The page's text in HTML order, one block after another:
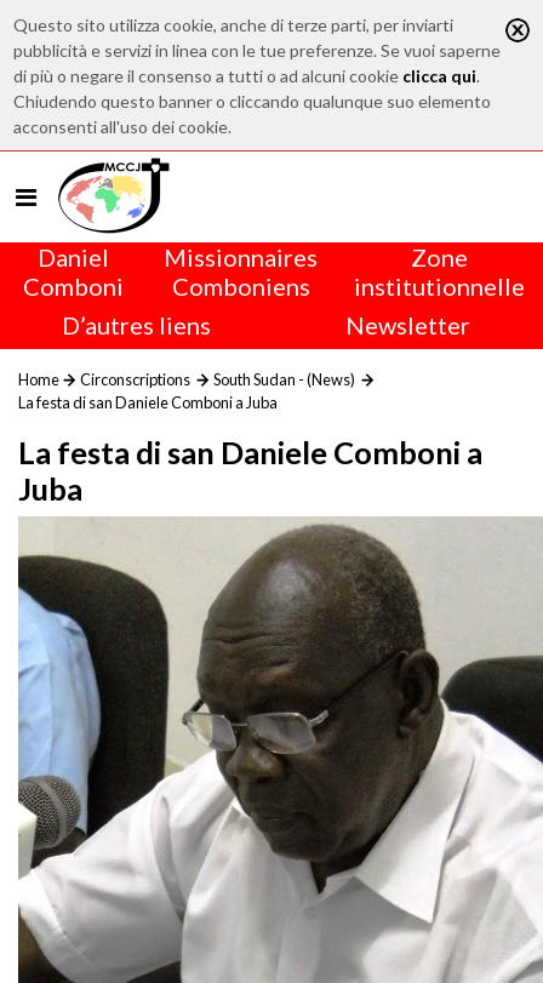
Questo sito utilizza cookie, anche di terze parti, per inviarti
pubblicità e servizi in linea con le tue preferenze. Se vuoi saperne
di più o negare il consenso a tutti o ad alcuni cookie clicca qui.
Chiudendo questo banner o cliccando qualunque suo elemento
acconsenti all'uso dei cookie.
Daniel
Comboni
Missionnaires
Comboniens
Zone
institutionnelle
D’autres liens
Newsletter
Home Circonscriptions
South Sudan - (News)
La festa di san Daniele Comboni a Juba
La festa di san Daniele Comboni a
Juba